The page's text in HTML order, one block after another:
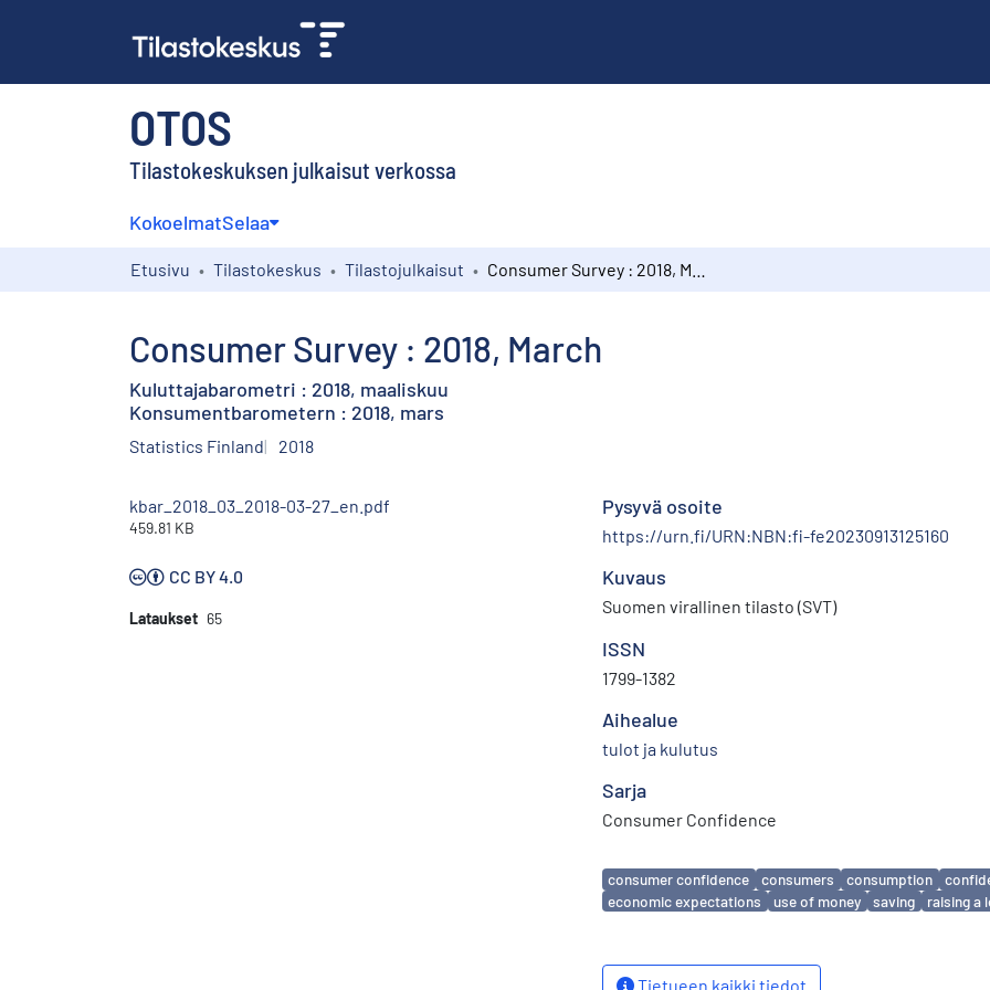
OTOS
Tilastokeskuksen julkaisut verkossa
KokoelmatSelaa
Etusivu Tilastokeskus Tilastojulkaisut
Consumer Survey : 2018, March
Kuluttajabarometri : 2018, maaliskuu
Konsumentbarometern : 2018, mars
Statistics Finland 2018
kbar_2018_03_2018-03-27_en.pdf
459.81 KB
CC BY 4.0
Lataukset 65
Pysyvä osoite
https://urn.fi/URN:NBN:fi-fe20230913125160
Kuvaus
Suomen virallinen tilasto (SVT)
ISSN
1799-1382
Aihealue
tulot ja kulutus
Sarja
Consumer Confidence
Avainsanat
consumer confidence consumers consumption
economic expectations
use of money saving raising a
Tietueen kaikki tiedot